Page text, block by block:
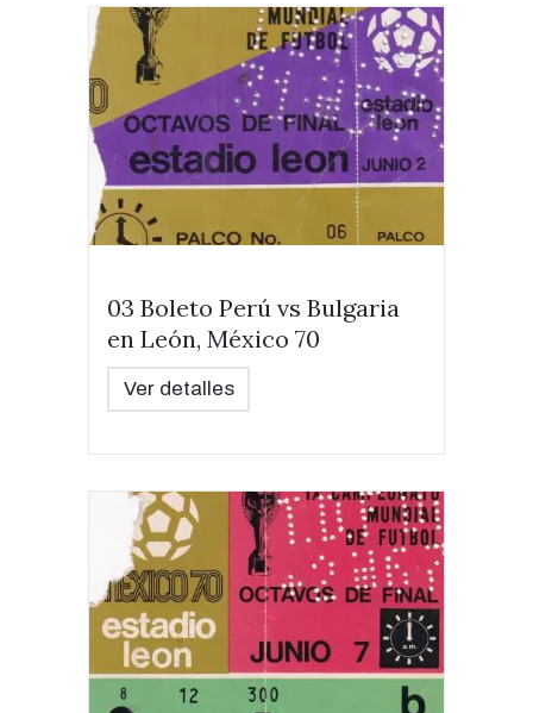
03 Boleto Perú vs Bulgaria
en León, México 70
Ver detalles